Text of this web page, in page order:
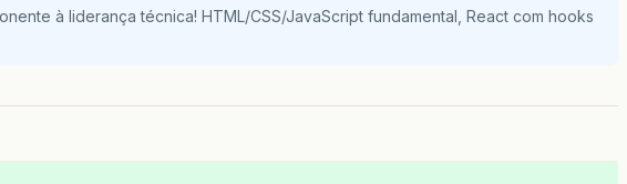
à liderança técnica! HTML/CSS/JavaScript fundamental, React com hooks